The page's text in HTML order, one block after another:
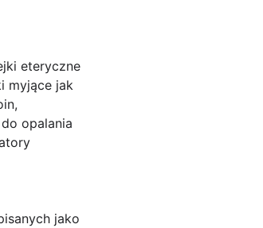
eteryczne
myjące jak
opalania
jako